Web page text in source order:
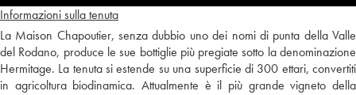
Informazioni sulla tenuta
La Maison Chapoutier, senza dubbio uno dei nomi di punta della Valle
del Rodano, produce le sue bottiglie più pregiate sotto la denominazione
Hermitage. La tenuta si estende su una superficie di 300 ettari, convertiti
in agricoltura biodinamica. Attualmente è il più grande vigneto della